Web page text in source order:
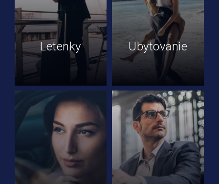
Letenky Ubytovanie